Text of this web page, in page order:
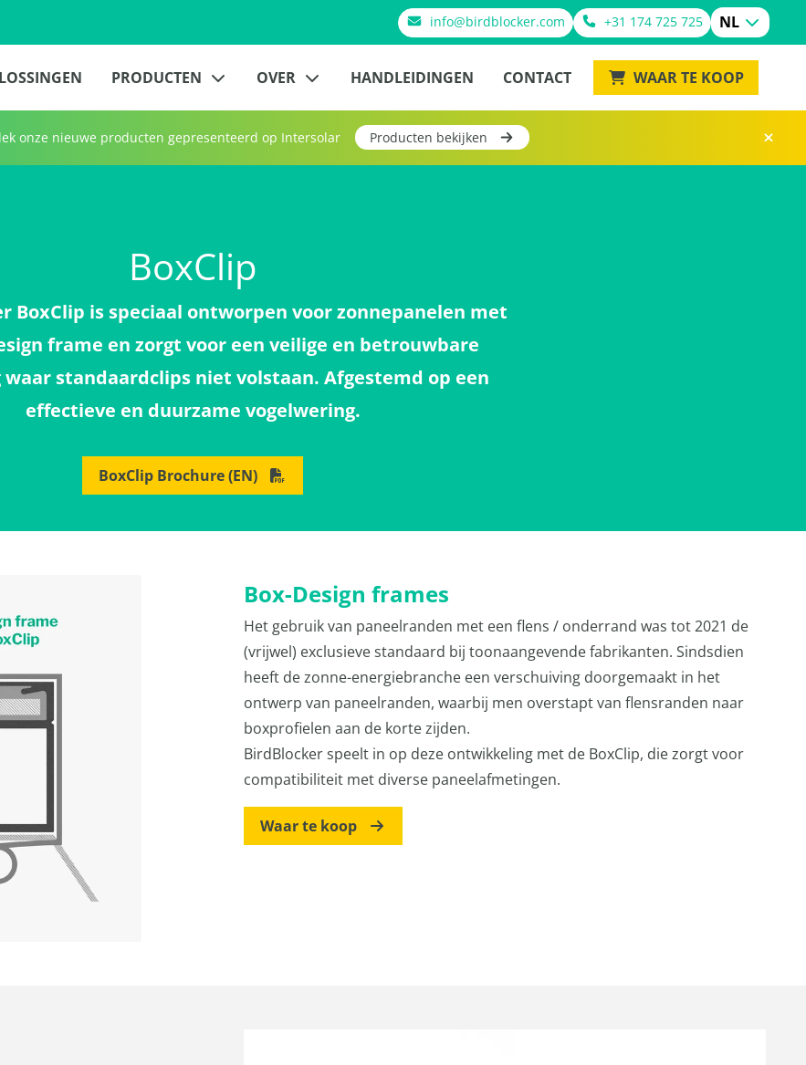
info@birdblocker.com +31 174 725 725 NL
PRODUCTEN OVER HANDLEIDINGEN CONTACT WAAR TE KOOP
onze nieuwe producten gepresenteerd op Intersolar Producten bekijken
BoxClip
BoxClip is speciaal ontworpen voor zonnepanelen met
frame en zorgt voor een veilige en betrouwbare
waar standaardclips niet volstaan. Afgestemd op een
effectieve en duurzame vogelwering.
BoxClip Brochure (EN)
Box-Design frames
Het gebruik van paneelranden met een flens / onderrand was tot 2021 de
(vrijwel) exclusieve standaard bij toonaangevende fabrikanten. Sindsdien
heeft de zonne-energiebranche een verschuiving doorgemaakt in het
ontwerp van paneelranden, waarbij men overstapt van flensranden naar
boxprofielen aan de korte zijden.
BirdBlocker speelt in op deze ontwikkeling met de BoxClip, die zorgt voor
compatibiliteit met diverse paneelafmetingen.
Waar te koop